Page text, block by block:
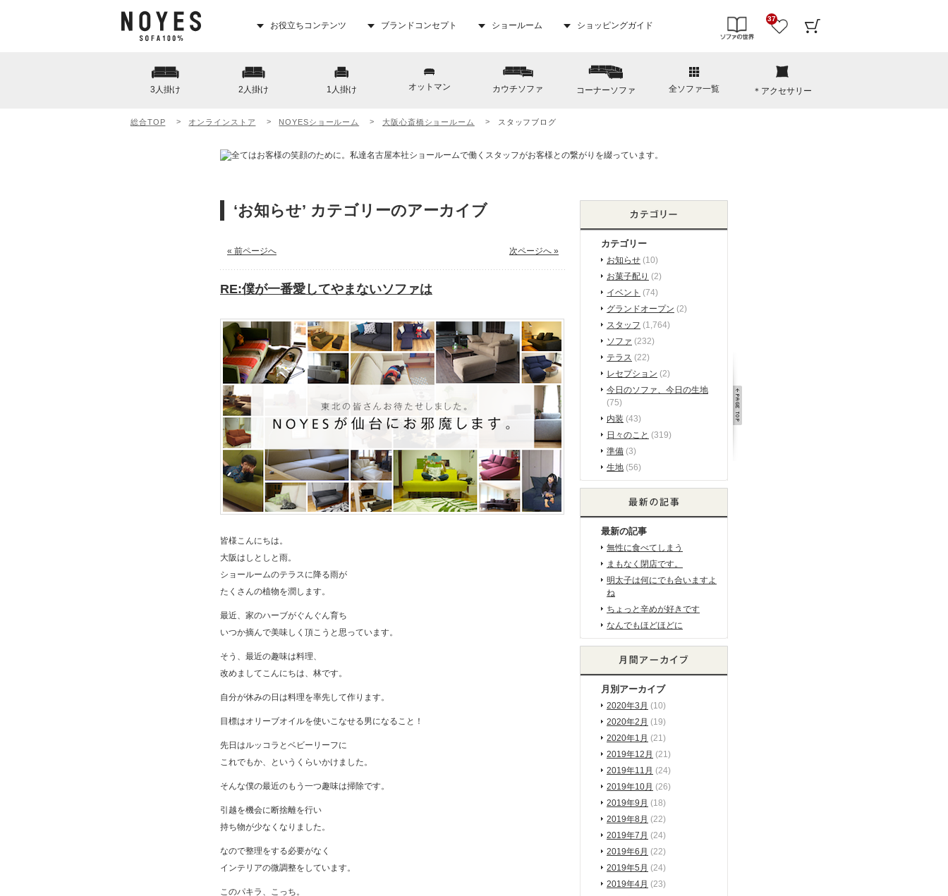
お役立ちコンテンツ ブランドコンセプト ショールーム ショッピングガイド
37
3人掛け 2人掛け 1人掛け オットマン カウチソファ コーナーソファ 全ソファ一覧 ＊アクセサリー
総合TOP オンラインストア NOYESショールーム 大阪心斎橋ショールーム スタッフブログ
‘お知らせ’ カテゴリーのアーカイブ
« 前ページへ 次ページへ »
RE:僕が一番愛してやまないソファは
皆様こんにちは。
大阪はしとしと雨。
ショールームのテラスに降る雨が
たくさんの植物を潤します。
最近、家のハーブがぐんぐん育ち
いつか摘んで美味しく頂こうと思っています。
そう、最近の趣味は料理、
改めましてこんにちは、林です。
自分が休みの日は料理を率先して作ります。
目標はオリーブオイルを使いこなせる男になること！
先日はルッコラとベビーリーフに
これでもか、というくらいかけました。
そんな僕の最近のもう一つ趣味は掃除です。
引越を機会に断捨離を行い
持ち物が少なくなりました。
なので整理をする必要がなく
インテリアの微調整をしています。
このパキラ、こっち。
カテゴリー
お知らせ (10)
お菓子配り (2)
イベント (74)
グランドオープン (2)
スタッフ (1,764)
ソファ (232)
テラス (22)
レセプション (2)
今日のソファ、今日の生地
(75)
内装 (43)
日々のこと (319)
準備 (3)
生地 (56)
最新の記事
無性に食べてしまう
まもなく閉店です。
明太子は何にでも合いますよ
ね
ちょっと辛めが好きです
なんでもほどほどに
月別アーカイブ
2020年3月 (10)
2020年2月 (19)
2020年1月 (21)
2019年12月 (21)
2019年11月 (24)
2019年10月 (26)
2019年9月 (18)
2019年8月 (22)
2019年7月 (24)
2019年6月 (22)
2019年5月 (24)
2019年4月 (23)